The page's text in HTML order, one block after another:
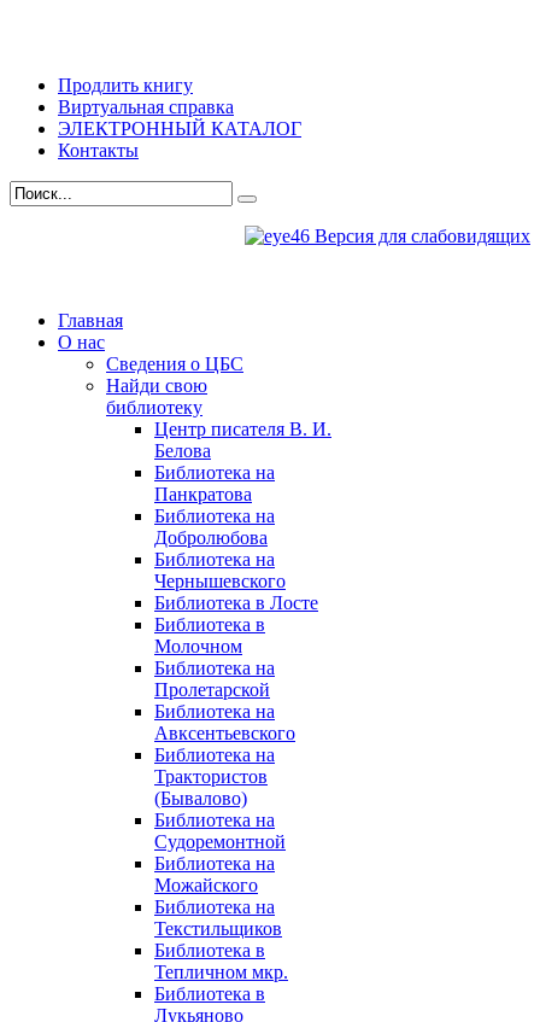
Продлить книгу
Виртуальная справка
ЭЛЕКТРОННЫЙ КАТАЛОГ
Контакты
Версия для слабовидящих
Главная
О нас
Сведения о ЦБС
Найди свою
библиотеку
Центр писателя В. И.
Белова
Библиотека на
Панкратова
Библиотека на
Добролюбова
Библиотека на
Чернышевского
Библиотека в Лосте
Библиотека в
Молочном
Библиотека на
Пролетарской
Библиотека на
Авксентьевского
Библиотека на
Трактористов
(Бывалово)
Библиотека на
Судоремонтной
Библиотека на
Можайского
Библиотека на
Текстильщиков
Библиотека в
Тепличном мкр.
Библиотека в
Лукьяново